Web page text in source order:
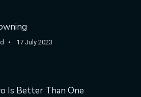
17 July 2023
Is Better Than One